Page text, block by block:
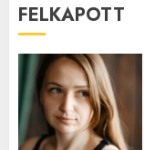
FELKAPOTT